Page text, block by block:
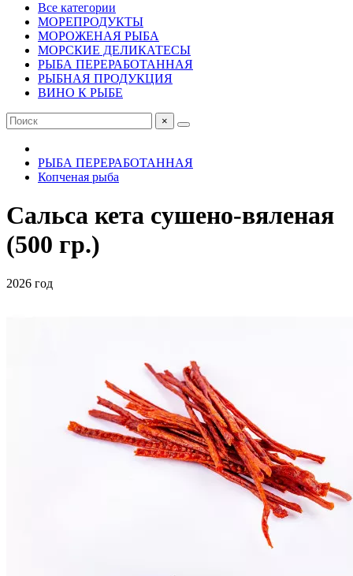
Все категории
МОРЕПРОДУКТЫ
МОРОЖЕНАЯ РЫБА
МОРСКИЕ ДЕЛИКАТЕСЫ
РЫБА ПЕРЕРАБОТАННАЯ
РЫБНАЯ ПРОДУКЦИЯ
ВИНО К РЫБЕ
×
РЫБА ПЕРЕРАБОТАННАЯ
Копченая рыба
Сальса кета сушено-вяленая
(500 гр.)
2026 год